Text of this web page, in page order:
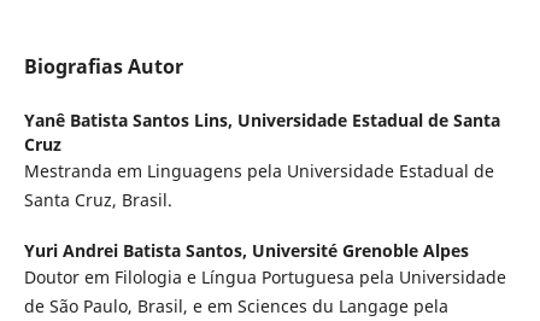
Biografias Autor
Yanê Batista Santos Lins, Universidade Estadual de Santa
Cruz
Mestranda em Linguagens pela Universidade Estadual de
Santa Cruz, Brasil.
Yuri Andrei Batista Santos, Université Grenoble Alpes
Doutor em Filologia e Língua Portuguesa pela Universidade
de São Paulo, Brasil, e em Sciences du Langage pela